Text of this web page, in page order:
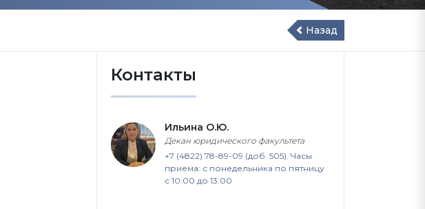
Назад
Контакты
Ильина О.Ю.
Декан юридического факультета
+7 (4822) 78-89-09 (доб. 505). Часы
приема: с понедельника по пятницу
с 10:00 до 13:00